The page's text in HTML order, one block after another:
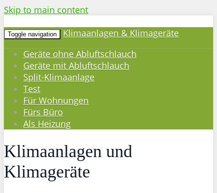
Skip to main content
Toggle navigation
Klimaanlagen & Klimageräte
Geräte ohne Abluftschlauch
Geräte mit Abluftschlauch
Split-Klimaanlage
Test
Für Wohnungen
Fürs Büro
Als Heizung
Klimaanlagen und
Klimageräte